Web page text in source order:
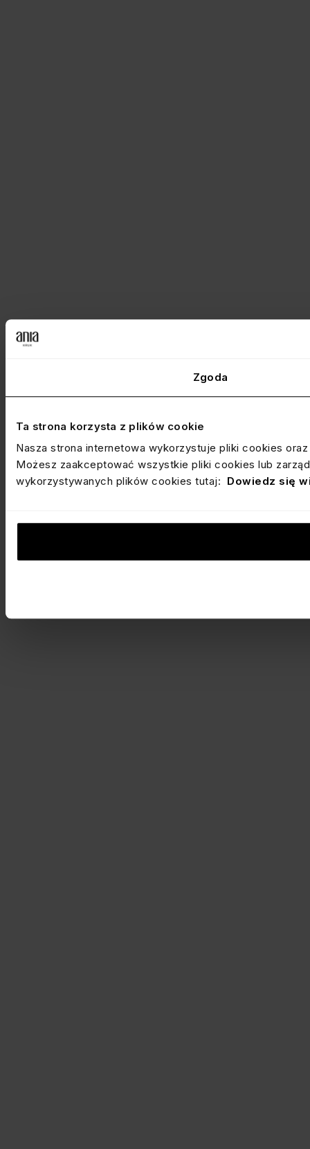
Zgoda
Ta strona korzysta z plików cookie
Nasza strona internetowa wykorzystuje pliki cookies
Możesz zaakceptować wszystkie pliki cookies lub
wykorzystywanych plików cookies tutaj: Dowiedz się